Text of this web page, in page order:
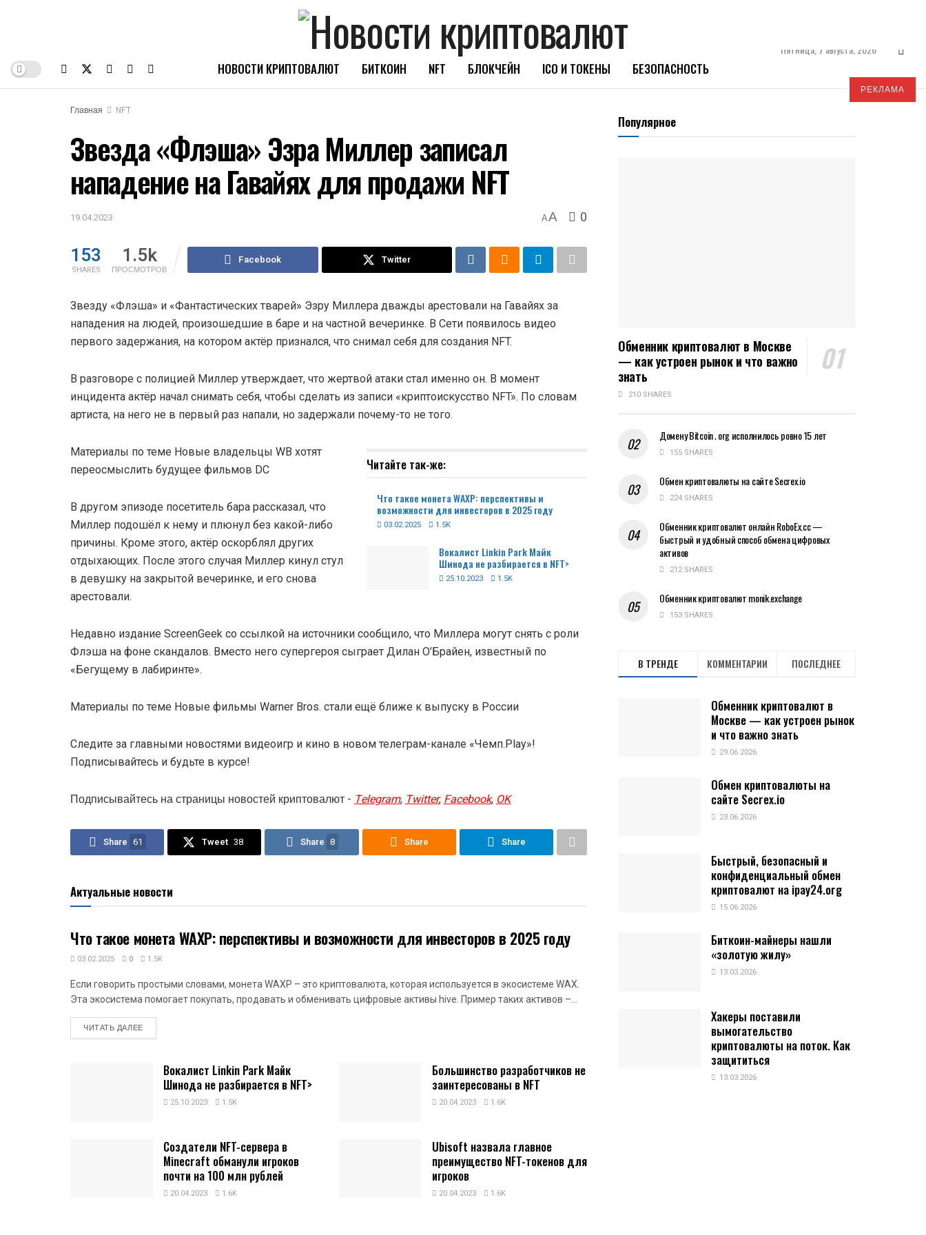
НОВОСТИ КРИПТОВАЛЮТ БИТКОИН NFT БЛОКЧЕЙН ICO И ТОКЕНЫ БЕЗОПАСНОСТЬ
Пятница, 7 августа, 2026
РЕКЛАМА
Главная
NFT
Звезда «Флэша» Эзра Миллер записал
нападение на Гавайях для продажи NFT
19.04.2023 AA 0
153
SHARES
1.5k
ПРОСМОТРОВ
Facebook Twitter
Звезду «Флэша» и «Фантастических тварей» Эзру Миллера дважды арестовали на Гавайях за
нападения на людей, произошедшие в баре и на частной вечеринке. В Сети появилось видео
первого задержания, на котором актёр признался, что снимал себя для создания NFT.
В разговоре с полицией Миллер утверждает, что жертвой атаки стал именно он. В момент
инцидента актёр начал снимать себя, чтобы сделать из записи «криптоискусство NFT». По словам
артиста, на него не в первый раз напали, но задержали почему-то не того.
Читайте так-же:
Что такое монета WAXP: перспективы и
возможности для инвесторов в 2025 году
03.02.2025 1.5K
Вокалист Linkin Park Майк
Шинода не разбирается в NFT>
25.10.2023 1.5K
Материалы по теме Новые владельцы WB хотят
переосмыслить будущее фильмов DC
В другом эпизоде посетитель бара рассказал, что
Миллер подошёл к нему и плюнул без какой-либо
причины. Кроме этого, актёр оскорблял других
отдыхающих. После этого случая Миллер кинул стул
в девушку на закрытой вечеринке, и его снова
арестовали.
Недавно издание ScreenGeek со ссылкой на источники сообщило, что Миллера могут снять с роли
Флэша на фоне скандалов. Вместо него супергероя сыграет Дилан О’Брайен, известный по
«Бегущему в лабиринте».
Материалы по теме Новые фильмы Warner Bros. стали ещё ближе к выпуску в России
Следите за главными новостями видеоигр и кино в новом телеграм-канале «Чемп.Play»!
Подписывайтесь и будьте в курсе!
Подписывайтесь на страницы новостей криптовалют - Telegram, Twitter, Facebook, OK
Share 61 Tweet 38 Share 8 Share Share
Актуальные новости
NFT
Что такое монета WAXP: перспективы и возможности для инвесторов в 2025 году
03.02.2025 0 1.5K
Если говорить простыми словами, монета WAXP – это криптовалюта, которая используется в экосистеме WAX.
Эта экосистема помогает покупать, продавать и обменивать цифровые активы hive. Пример таких активов –...
ЧИТАТЬ ДАЛЕЕDETAILS
Вокалист Linkin Park Майк
Шинода не разбирается в NFT>
25.10.2023 1.5K
Большинство разработчиков не
заинтересованы в NFT
20.04.2023 1.6K
Создатели NFT-сервера в
Minecraft обманули игроков
почти на 100 млн рублей
20.04.2023 1.6K
Ubisoft назвала главное
преимущество NFT-токенов для
игроков
20.04.2023 1.6K
Популярное
Обменник криптовалют в Москве
— как устроен рынок и что важно
знать
210 SHARES
Домену Bitcoin․org исполнилось ровно 15 лет
155 SHARES
Обмен криптовалюты на сайте Secrex.io
224 SHARES
Обменник криптовалют онлайн RoboEx.cc —
быстрый и удобный способ обмена цифровых
активов
212 SHARES
Обменник криптовалют monik.exchange
153 SHARES
В ТРЕНДЕ КОММЕНТАРИИ ПОСЛЕДНЕЕ
Обменник криптовалют в
Москве — как устроен рынок
и что важно знать
29.06.2026
Обмен криптовалюты на
сайте Secrex.io
23.06.2026
Быстрый, безопасный и
конфиденциальный обмен
криптовалют на ipay24.org
15.06.2026
Биткоин-майнеры нашли
«золотую жилу»
13.03.2026
Хакеры поставили
вымогательство
криптовалюты на поток. Как
защититься
13.03.2026